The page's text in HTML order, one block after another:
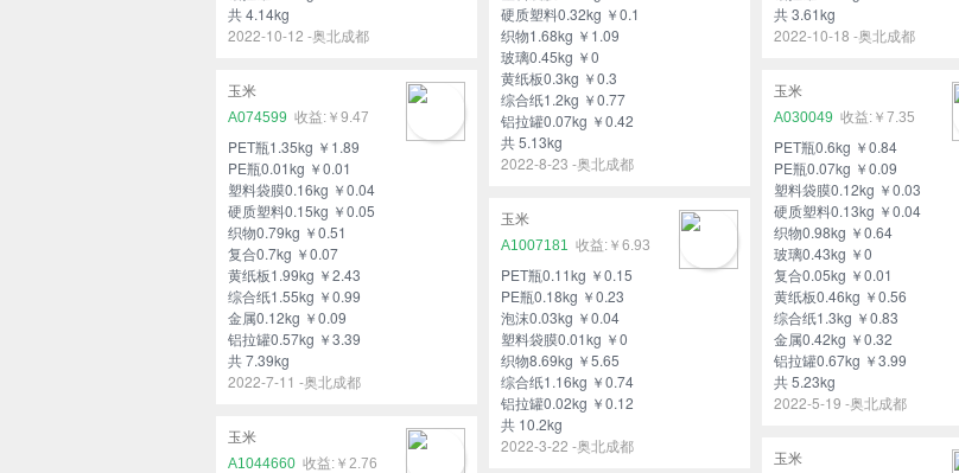
共 3.61kg
2022-10-18 -奥北成都
共 4.14kg
2022-10-12 -奥北成都
硬质塑料0.32kg ￥0.1
织物1.68kg ￥1.09
玻璃0.45kg ￥0
黄纸板0.3kg ￥0.3
综合纸1.2kg ￥0.77
铝拉罐0.07kg ￥0.42
共 5.13kg
2022-8-23 -奥北成都
玉米
A074599
￥9.47
PET瓶1.35kg ￥1.89
PE瓶0.01kg ￥0.01
塑料袋膜0.16kg ￥0.04
硬质塑料0.15kg ￥0.05
织物0.79kg ￥0.51
复合0.7kg ￥0.07
黄纸板1.99kg ￥2.43
综合纸1.55kg ￥0.99
金属0.12kg ￥0.09
铝拉罐0.57kg ￥3.39
共 7.39kg
2022-7-11 -奥北成都
玉米
A030049
￥7.35
PET瓶0.6kg ￥0.84
PE瓶0.07kg ￥0.09
塑料袋膜0.12kg ￥0.03
硬质塑料0.13kg ￥0.04
织物0.98kg ￥0.64
玻璃0.43kg ￥0
复合0.05kg ￥0.01
黄纸板0.46kg ￥0.56
综合纸1.3kg ￥0.83
金属0.42kg ￥0.32
铝拉罐0.67kg ￥3.99
共 5.23kg
2022-5-19 -奥北成都
玉米
A1007181
￥6.93
PET瓶0.11kg ￥0.15
PE瓶0.18kg ￥0.23
泡沫0.03kg ￥0.04
塑料袋膜0.01kg ￥0
织物8.69kg ￥5.65
综合纸1.16kg ￥0.74
铝拉罐0.02kg ￥0.12
共 10.2kg
2022-3-22 -奥北成都
玉米
A1044660
￥2.76
玉米